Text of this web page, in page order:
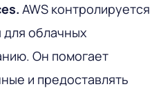
AWS контролируется
для облачных
Он помогает
и предоставлять